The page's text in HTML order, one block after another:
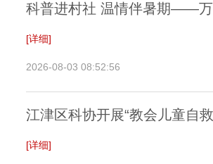
科普进村社 温情伴暑期——万
[详细]
2026-08-03 08:52:56
江津区科协开展“教会儿童自
[详细]